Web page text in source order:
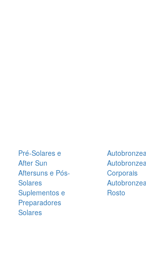
Pré-Solares e
After Sun
Aftersuns e Pós-
Solares
Suplementos e
Preparadores
Solares
Corporais
Rosto